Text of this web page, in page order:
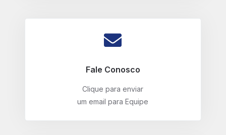
Fale Conosco
Clique para enviar
um email para Equipe